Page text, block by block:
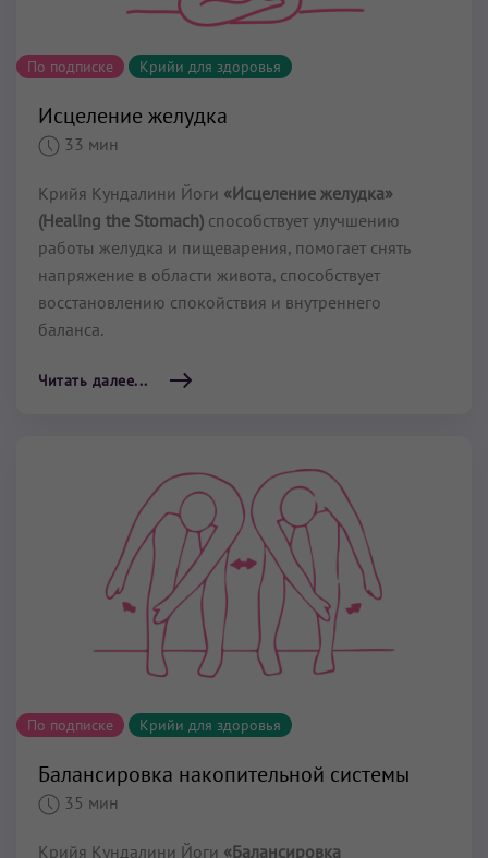
По подписке Крийи для здоровья
Исцеление желудка
33 мин
Крийя Кундалини Йоги «Исцеление желудка»
(Healing the Stomach) способствует улучшению
работы желудка и пищеварения, помогает снять
напряжение в области живота, способствует
восстановлению спокойствия и внутреннего
баланса.
Читать далее...
По подписке Крийи для здоровья
Балансировка накопительной системы
35 мин
Крийя Кундалини Йоги «Балансировка